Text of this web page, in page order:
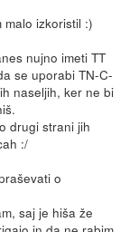
izkoristil :)
nujno imeti TT
se uporabi TN-C-
naseljih, ker ne bi
drugi strani jih
:/
o
saj je hiša že